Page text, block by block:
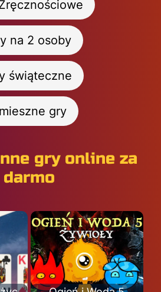
na 2 osoby
świąteczne
gry
gry online za
darmo